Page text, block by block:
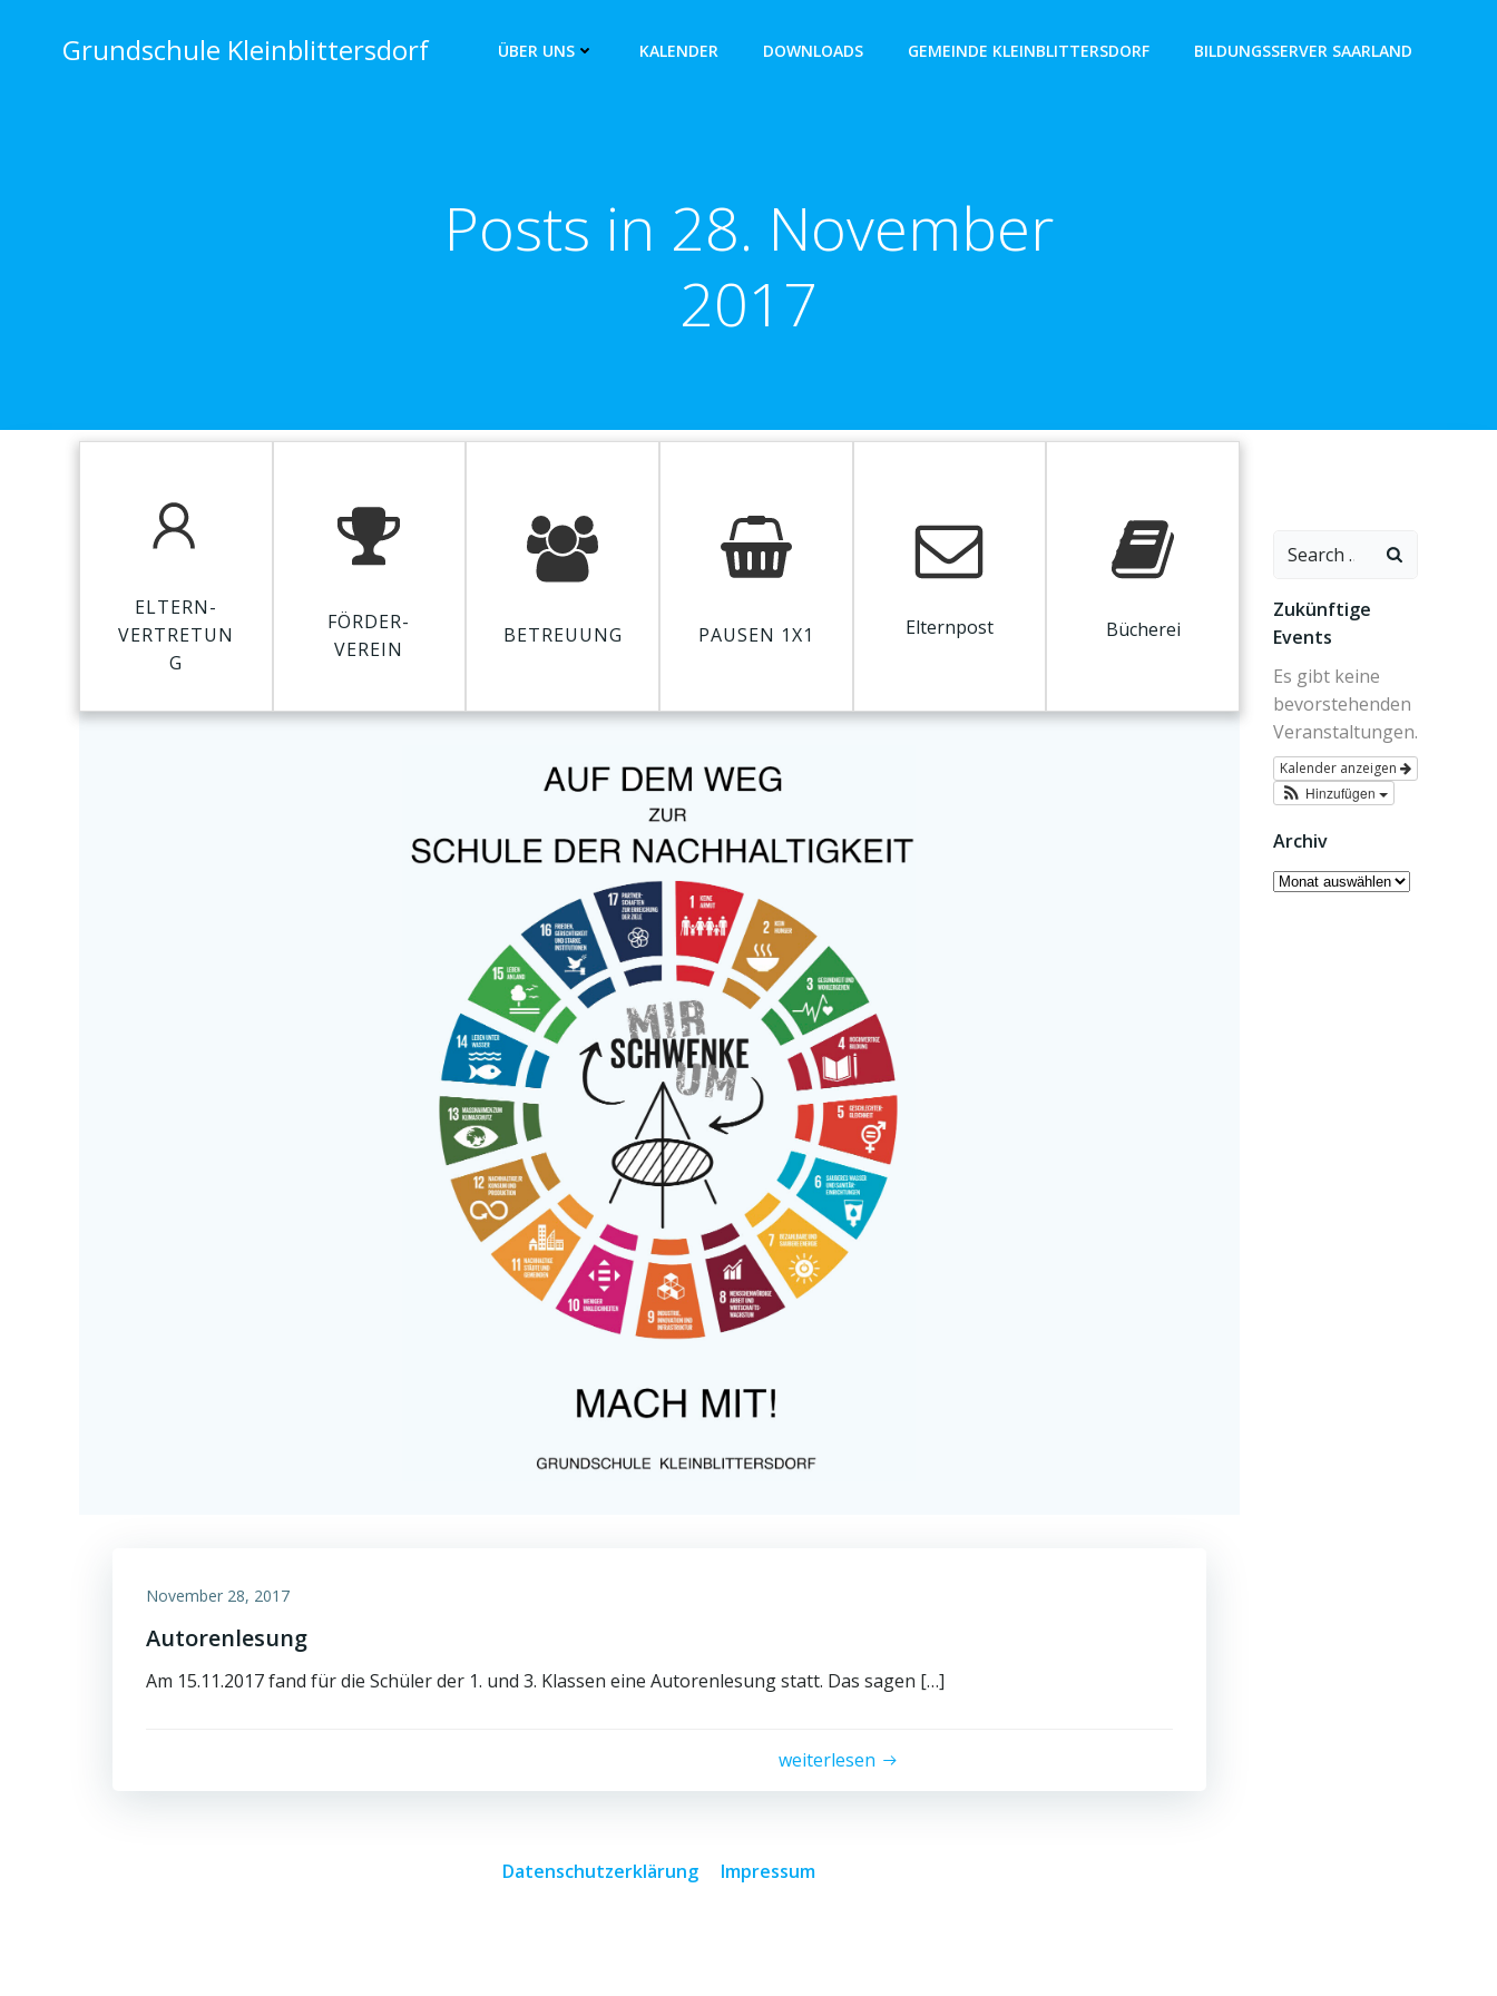
springenGrundschule Kleinblittersdorf ÜBER UNS KALENDER DOWNLOADS GEMEINDE KLEINBLITTERSDORF BILDUNGSSERVER SAARLAND
Posts in 28. November
2017
ELTERN-
VERTRETUN
G
FÖRDER-
VEREIN
BETREUUNG PAUSEN 1X1 Elternpost Bücherei
November 28, 2017
Autorenlesung
Am 15.11.2017 fand für die Schüler der 1. und 3. Klassen eine Autorenlesung statt. Das sagen […]
weiterlesen
Datenschutzerklärung Impressum
Search
Zukünftige
Events
Es gibt keine
bevorstehenden
Veranstaltungen.
Kalender anzeigen
Hinzufügen
Archiv
Archiv